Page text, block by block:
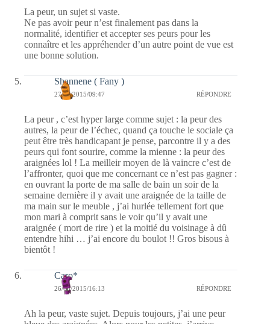
La peur, un sujet si vaste.
Ne pas avoir peur n’est finalement pas dans la
normalité, identifier et accepter ses peurs pour les
connaître et les appréhender d’un autre point de vue est
une bonne solution.
Shannene ( Fany )
27/08/2015/09:47 RÉPONDRE
La peur , c’est hyper large comme sujet : la peur des
autres, la peur de l’échec, quand ça touche le sociale ça
peut être très handicapant je pense, parcontre il y a des
peurs qui font sourire, comme la mienne : la peur des
araignées lol ! La meilleir moyen de là vaincre c’est de
l’affronter, quoi que me concernant ce n’est pas gagner :
en ouvrant la porte de ma salle de bain un soir de la
semaine dernière il y avait une araignée de la taille de
ma main sur le meuble , j’ai hurlée tellement fort que
mon mari à comprit sans le voir qu’il y avait une
araignée ( mort de rire ) et la moitié du voisinage à dû
entendre hihi … j’ai encore du boulot !! Gros bisous à
bientôt !
Caro*
26/08/2015/16:13 RÉPONDRE
Ah la peur, vaste sujet. Depuis toujours, j’ai une peur